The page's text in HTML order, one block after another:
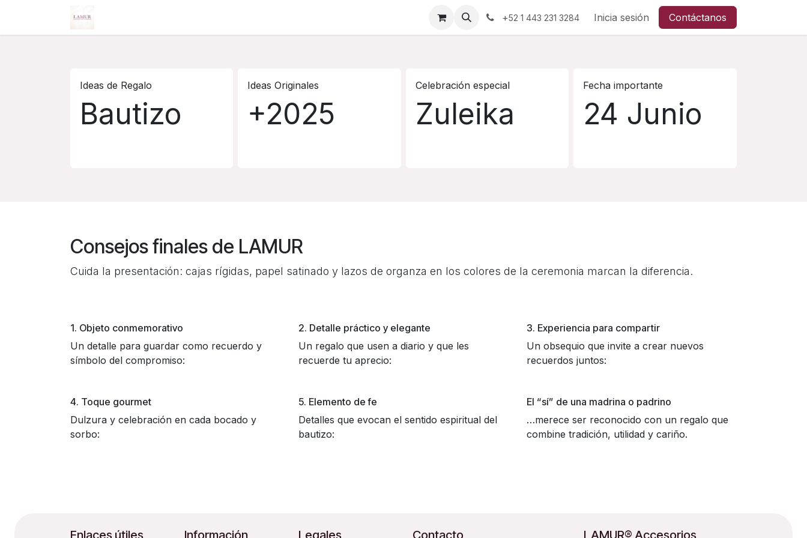
+52 1 443 231 3284 Inicia sesión Contáctanos
Ideas de Regalo
Bautizo
Ideas Originales
+2025
Celebración especial
Zuleika
Fecha importante
24 Junio
Consejos finales de LAMUR
Cuida la presentación: cajas rígidas, papel satinado y lazos de organza en los colores de la ceremonia marcan la diferencia.
1. Objeto conmemorativo
Un detalle para guardar como recuerdo y
símbolo del compromiso:
2. Detalle práctico y elegante
Un regalo que usen a diario y que les
recuerde tu aprecio:
3. Experiencia para compartir
Un obsequio que invite a crear nuevos
recuerdos juntos:
4. Toque gourmet
Dulzura y celebración en cada bocado y
sorbo:
5. Elemento de fe
Detalles que evocan el sentido espiritual del
bautizo:
El “sí” de una madrina o padrino
…merece ser reconocido con un regalo que
combine tradición, utilidad y cariño.